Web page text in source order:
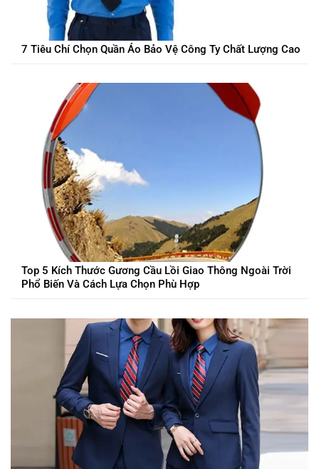
7 Tiêu Chí Chọn Quần Áo Bảo Vệ Công Ty Chất Lượng Cao
Top 5 Kích Thước Gương Cầu Lồi Giao Thông Ngoài Trời
Phổ Biến Và Cách Lựa Chọn Phù Hợp